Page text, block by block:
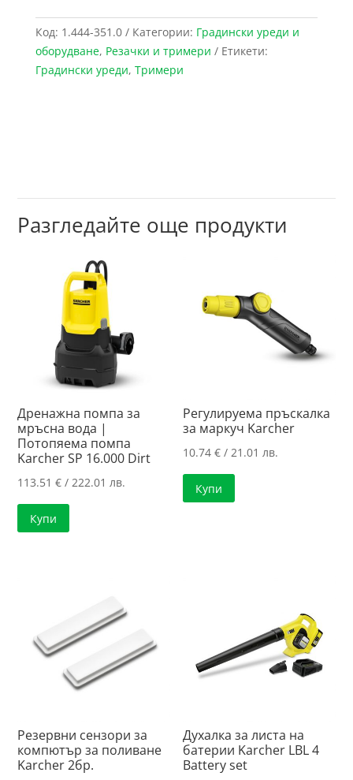
Код: 1.444-351.0 Категории: Градински уреди и
оборудване, Резачки и тримери
Етикети:
Градински уреди, Тримери
Разгледайте още продукти
Дренажна помпа за
мръсна вода |
Потопяема помпа
Karcher SP 16.000 Dirt
113.51€ / 222.01 лв.
Купи
Регулируема пръскалка
за маркуч Karcher
10.74€ / 21.01 лв.
Купи
Резервни сензори за
компютър за поливане
Karcher 2бр.
Духалка за листа на
батерии Karcher LBL 4
Battery set